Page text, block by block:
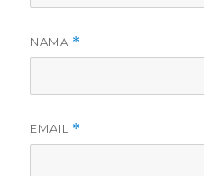
NAMA *
EMAIL *